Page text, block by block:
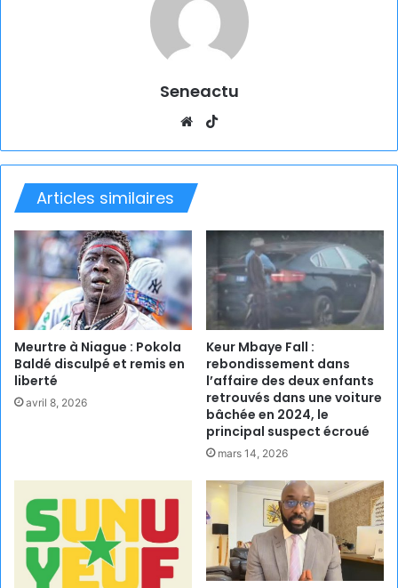
Seneactu
Website
Articles similaires
Meurtre à Niague : Pokola
Baldé disculpé et remis en
liberté
avril 8, 2026
Keur Mbaye Fall :
rebondissement dans
l’affaire des deux enfants
retrouvés dans une voiture
bâchée en 2024, le
principal suspect écroué
mars 14, 2026